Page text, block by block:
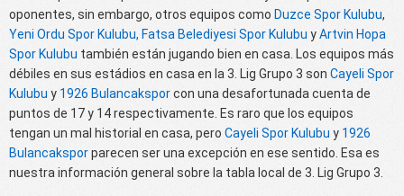
oponentes, sin embargo, otros equipos como Duzce Spor Kulubu,
Yeni Ordu Spor Kulubu, Fatsa Belediyesi Spor Kulubu yArtvin Hopa
Spor Kulubu también están jugando bien en casa. Los equipos más
débiles en sus estádios en casa en la 3. Lig Grupo 3 son Cayeli Spor
Kulubu y 1926 Bulancaksporcon una desafortunada cuenta de
puntos de 17 y 14 respectivamente. Es raro que los equipos
tengan un mal historial en casa, pero Cayeli Spor Kulubu y 1926
Bulancaksporparecen ser una excepción en ese sentido. Esa es
nuestra información general sobre la tabla local de 3. Lig Grupo 3.